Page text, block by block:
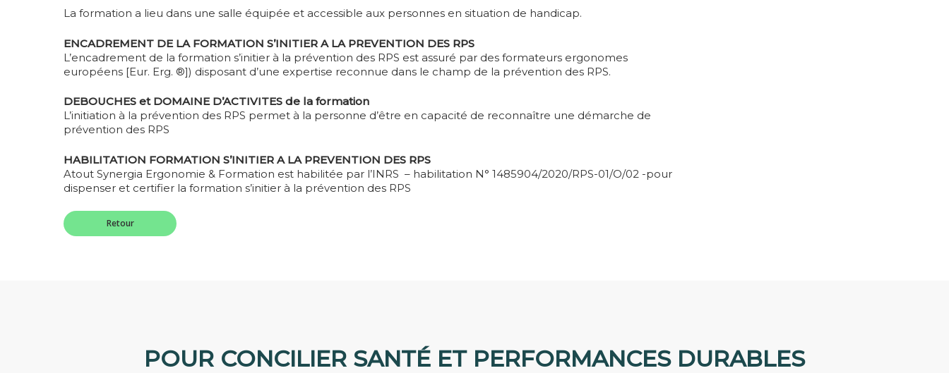
La formation a lieu dans une salle équipée et accessible aux personnes en situation de handicap.
ENCADREMENT DE LA FORMATION S’INITIER A LA PREVENTION DES RPS
L’encadrement de la formation s’initier à la prévention des RPS est assuré par des formateurs ergonomes
européens [Eur. Erg. ®]) disposant d’une expertise reconnue dans le champ de la prévention des RPS.
DEBOUCHES et DOMAINE D’ACTIVITES de la formation
L’initiation à la prévention des RPS permet à la personne d’être en capacité de reconnaître une démarche de
prévention des RPS
HABILITATION FORMATION S’INITIER A LA PREVENTION DES RPS
Atout Synergia Ergonomie & Formation est habilitée par l’INRS – habilitation N° 1485904/2020/RPS-01/O/02 -pour
dispenser et certifier la formation s’initier à la prévention des RPS
Retour
POUR CONCILIER SANTÉ ET PERFORMANCES DURABLES